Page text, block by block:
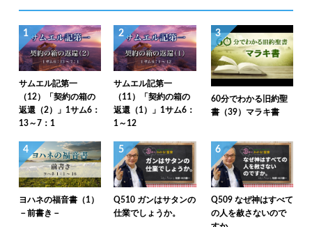
1
サムエル記第一
（12）「契約の箱の
返還（2）」1サム6：
13～7：1
2
サムエル記第一
（11）「契約の箱の
返還（1）」1サム6：
1～12
3
60分でわかる旧約聖
書（39）マラキ書
4
ヨハネの福音書（1）
－前書き－
5
Q510 ガンはサタンの
仕業でしょうか。
6
Q509 なぜ神はすべて
の人を赦さないので